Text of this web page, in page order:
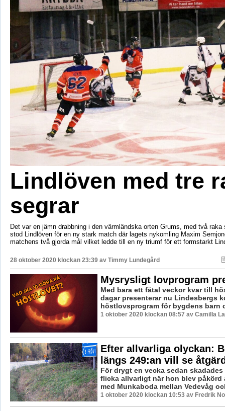
Lindlöven med tre
segrar
Det var en jämn drabbning i den värmländska orten Grums, med två raka
stod Lindlöven för en ny stark match där lagets nykomling Maxim
matchens två gjorda mål vilket ledde till en ny triumf för ett formstarkt
28 oktober 2020 klockan 23:39 av Timmy Lundegård
Mysrysligt lovprogram
Med bara ett fåtal veckor kvar till
dagar presenterar nu Lindesbergs
höstlovsprogram för bygdens barn
1 oktober 2020 klockan 08:57 av Camilla
Efter allvarliga olyckan:
längs 249:an vill se
För drygt en vecka sedan skadades
flicka allvarligt när hon blev påkörd
med Munkaboda mellan Vedevåg
1 oktober 2020 klockan 10:53 av Fredrik